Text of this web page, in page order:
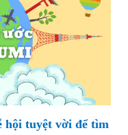
hội tuyệt vời để tìm